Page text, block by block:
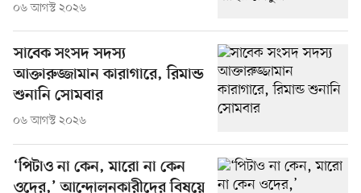
০৬ আগস্ট ২০২৬
সাবেক সংসদ সদস্য
আক্তারুজ্জামান কারাগারে, রিমান্ড
শুনানি সোমবার
০৬ আগস্ট ২০২৬
‘পিটাও না কেন, মারো না কেন
ওদের,’ আন্দোলনকারীদের বিষয়ে